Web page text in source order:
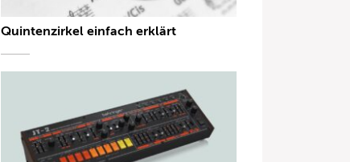
Quintenzirkel einfach erklärt